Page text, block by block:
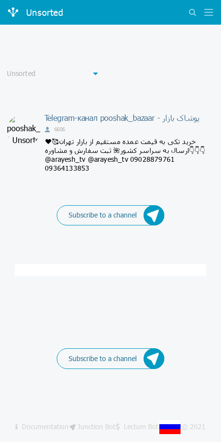
Unsorted
Telegram-канал pooshak_bazaar - پوشاک بازار
6606
خرید تکی به قیمت عمده مستقیم از بازار تهران🥰❤️
ارسال به سراسر کشور🌺 ثبت سفارش و مشاوره👇👇👇
@arayesh_tv @arayesh_tv 09028879761
09364133853
Subscribe to a channel
Subscribe to a channel
Documentation Junction Bot Lectum Bot © 2021